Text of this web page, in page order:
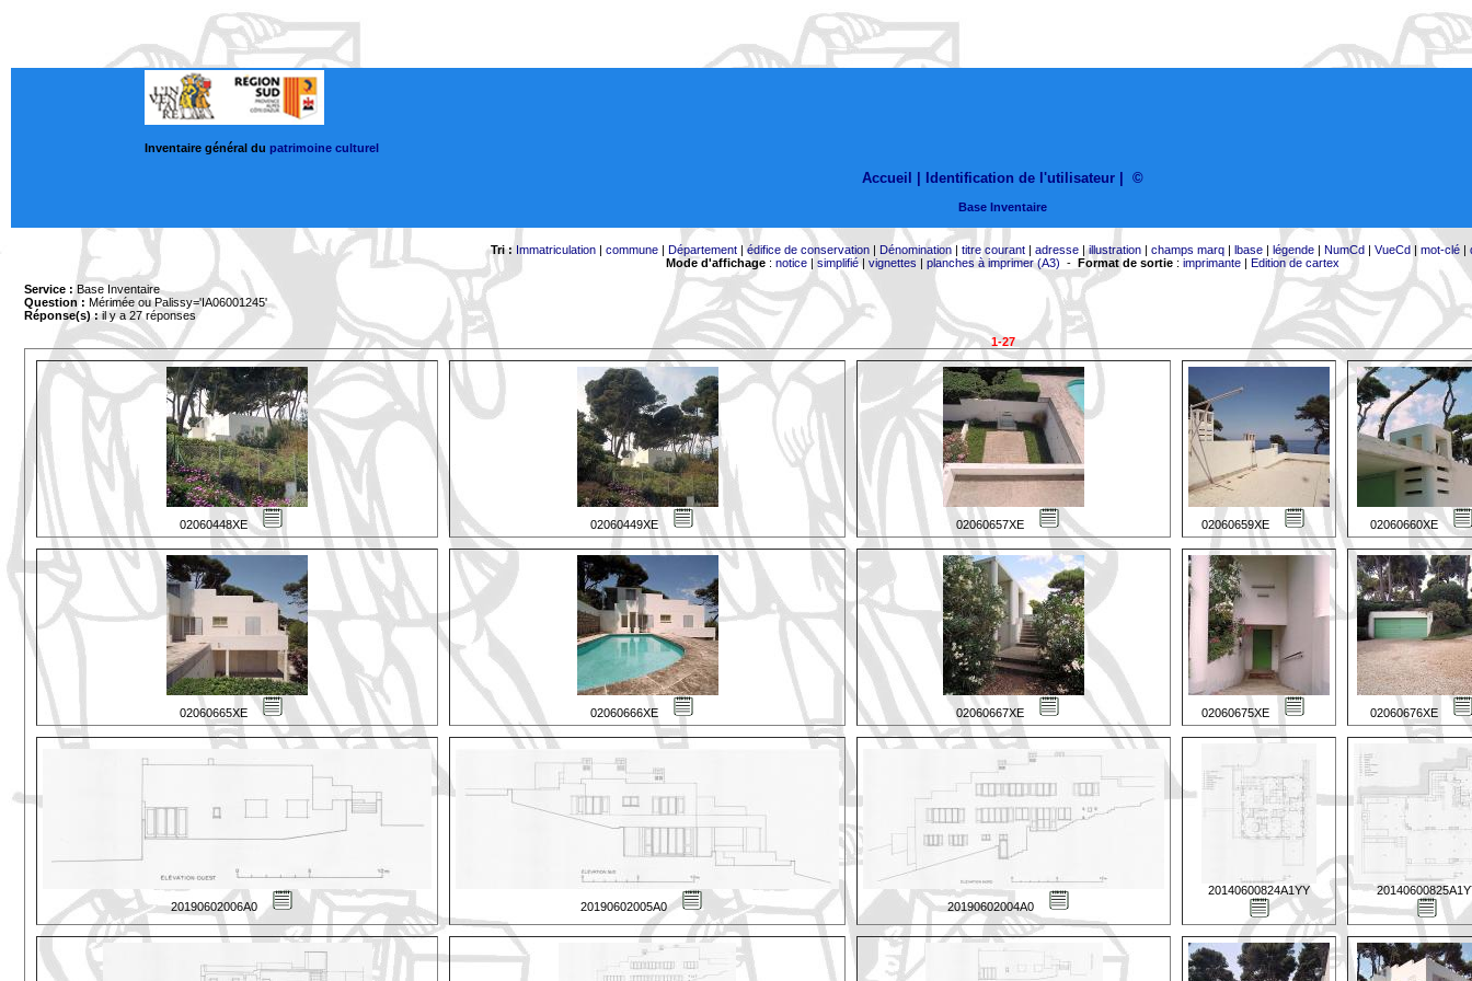
Inventaire général du patrimoine culturel
Accueil | Identification de l'utilisateur ©
Base Inventaire
Tri : Immatriculation | commune | Département |édifice de conservation | Dénomination | titre courant | adresse |illustration | champs marq | lbase | légende | NumCd | VueCd| mot-clé |
Mode d'affichage : notice | simplifié| vignettes | planches à imprimer (A3) - Format de sortie : imprimante | Edition de cartex
Service : Base Inventaire
Question : Mérimée ou Palissy='IA06001245'
Réponse(s) :il y a 27 réponses
1-27
02060448XE 02060449XE 02060657XE 02060659XE 02060660XE
02060665XE 02060666XE 02060667XE 02060675XE 02060676XE
20190602006A0 20190602005A0 20190602004A0
20140600824A1YY